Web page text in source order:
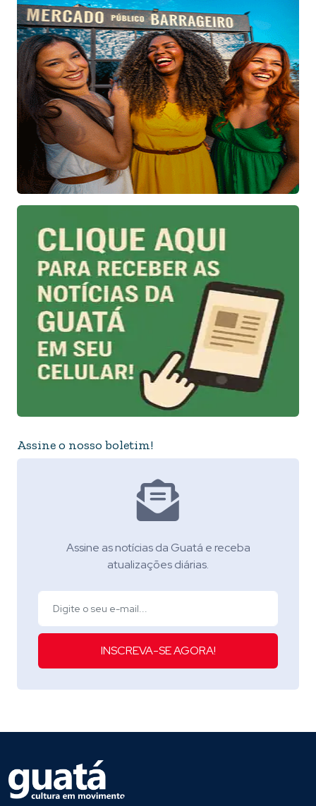
Assine o nosso boletim!
Assine as notícias da Guatá e receba
atualizações diárias.
INSCREVA-SE AGORA!